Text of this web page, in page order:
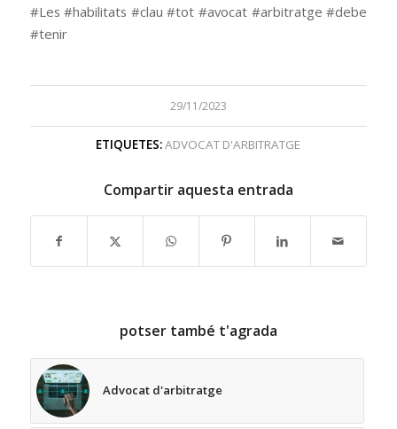
#Les #habilitats #clau #tot #avocat #arbitratge #debe
#tenir
29/11/2023
ETIQUETES:ADVOCAT D'ARBITRATGE
Compartir aquesta entrada
potser també t'agrada
Advocat d'arbitratge